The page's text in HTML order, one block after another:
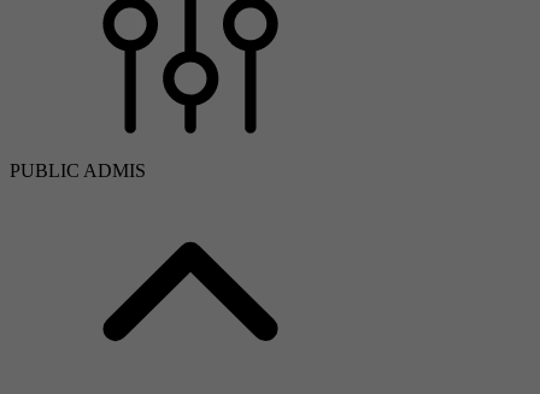
PUBLIC ADMIS